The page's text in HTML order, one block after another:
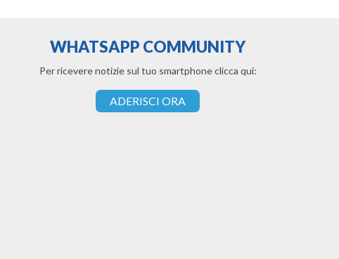
WHATSAPP COMMUNITY
Per ricevere notizie sul tuo smartphone clicca qui:
ADERISCI ORA